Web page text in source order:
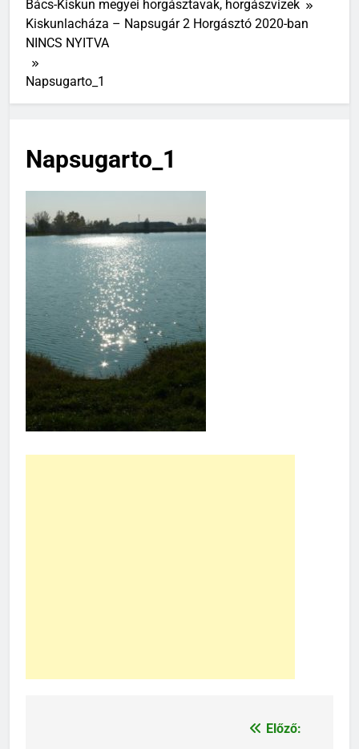
Bács-Kiskun megyei horgásztavak, horgászvizek
Kiskunlacháza – Napsugár 2 Horgásztó 2020-ban
NINCS NYITVA
Napsugarto_1
Napsugarto_1
Előző: